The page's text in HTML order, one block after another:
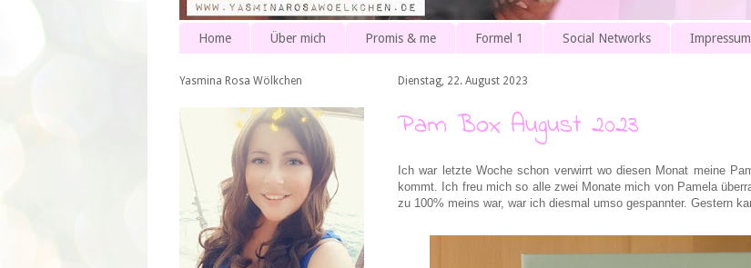
Home Über mich Promis & me Formel 1 Social Networks Impressum
Dienstag, 22. August 2023
Pam Box August 2023
Ich war letzte Woche schon verwirrt wo diesen Monat meine
kommt. Ich freu mich so alle zwei Monate mich von Pamela
zu 100% meins war, war ich diesmal umso gespannter. Gestern
Yasmina Rosa Wölkchen